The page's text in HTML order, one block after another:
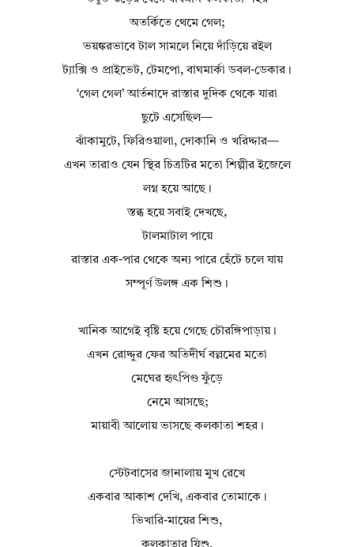
অতর্কিতে থেমে গেল;
ভয়ঙ্করভাবে টাল সামলে নিয়ে দাঁড়িয়ে রইল
ট্যাক্সি ও প্রাইভেট, টেমপো, বাঘমার্কা ডবল-ডেকার।
‘গেল গেল’ আর্তনাদে রাস্তার দুদিক থেকে যারা
ছুটে এসেছিল—
ঝাঁকামুটে, ফিরিওয়ালা, দোকানি ও খরিদ্দার—
এখন তারাও যেন স্থির চিত্রটির মতো শিল্পীর ইজেলে
লগ্ন হয়ে আছে।
স্তব্ধ হয়ে সবাই দেখছে,
টালমাটাল পায়ে
রাস্তার এক-পার থেকে অন্য পারে হেঁটে চলে যায়
সম্পূর্ণ উলঙ্গ এক শিশু।
খানিক আগেই বৃষ্টি হয়ে গেছে চৌরঙ্গিপাড়ায়।
এখন রোদ্দুর ফের অতিদীর্ঘ বল্লমের মতো
মেঘের হৃৎপিণ্ড ফুঁড়ে
নেমে আসছে;
মায়াবী আলোয় ভাসছে কলকাতা শহর।
স্টেটবাসের জানালায় মুখ রেখে
একবার আকাশ দেখি, একবার তোমাকে।
ভিখারি-মায়ের শিশু,